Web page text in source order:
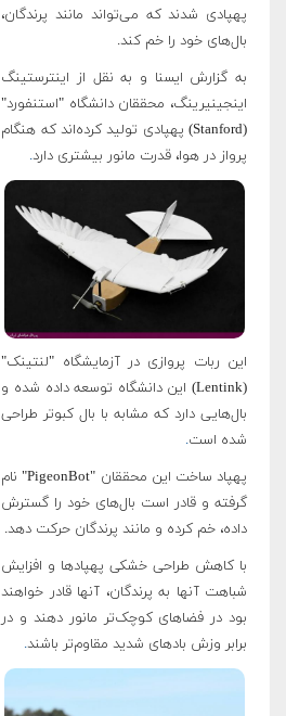
پهپادی شدند که می‌تواند مانند پرندگان،
بال‌های خود را خم کند.
به گزارش ایسنا و به نقل از اینترستینگ
اینجینیرینگ، محققان دانشگاه "استنفورد"
(Stanford) پهپادی تولید کرده‌اند که هنگام
پرواز در هوا، قدرت مانور بیشتری دارد.
این ربات پروازی در آزمایشگاه "لنتینک"
(Lentink) این دانشگاه توسعه داده شده و
بال‌هایی دارد که مشابه با بال کبوتر طراحی
شده است.
پهپاد ساخت این محققان "PigeonBot" نام
گرفته و قادر است بال‌های خود را گسترش
داده، خم کرده و مانند پرندگان حرکت دهد.
با کاهش طراحی خشکی پهپادها و افزایش
شباهت آنها به پرندگان، آنها قادر خواهند
بود در فضاهای کوچک‌تر مانور دهند و در
برابر وزش بادهای شدید مقاوم‌تر باشند.